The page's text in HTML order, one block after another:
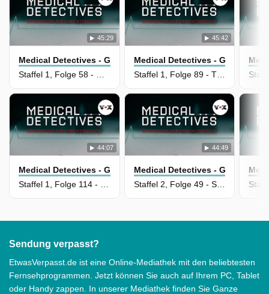
45:29
Medical Detectives - Geheimnisse Der Gerichtsmedizin
Staffel 1, Folge 58 - Die bessere Hälfte
45:42
Medical Detectives -
Staffel 1, Folge 89 - Tödliche Gefahr
44:07
Medical Detectives - Geheimnisse Der Gerichtsmedizin
44:49
Medical Detectives -
Staffel 2, Folge 49 - Süßes Gift
Sendung verpasst?
EtwasVerpasst.de ist eine Online-Mediathek mit den beliebtesten
Fernsehprogrammen. Jetzt können Sie auch auf Ihrem PC, Tablet
oder Handy zappen. In unserer Mediathek finden Sie Ganze